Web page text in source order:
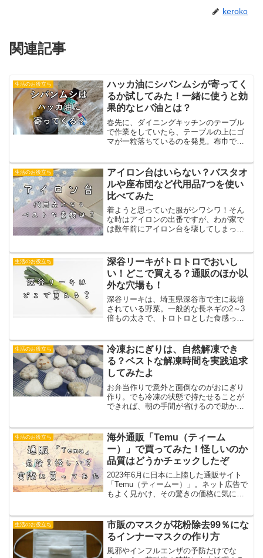
keroko
関連記事
生活のお役立ち
ハッカ油にシバンムシが寄ってく
るか試してみた！一緒に使うと効
果的なヒバ油とは？
春先に、ダイニングキッチンのテーブル
で作業をしていたら、テーブルの上にゴ
マが一粒落ちているのを発見。布巾で拭
ブリや蟻などの虫対策として、ハッカ油
を使っている私ですが、こ...
生活のお役立ち
アイロン台はいらない？バスタオ
ルや座布団など代用品7つを使い
比べてみた
着ようと思っていた服がシワシワ！そん
な時はアイロンの出番ですが、わが家で
は数年前にアイロン台を壊してしまって
り。それでもハンカチ、シャツなど、ち
ゃんときれいにアイロンが...
生活のお役立ち
深谷リーキがトロトロでおいし
い！どこで買える？通販のほか以
外な穴場も！
深谷リーキは、埼玉県深谷市で主に栽培
されている野菜。一般的な長ネギの2～3
倍もの太さで、トロトロとした食感っや
にスーパーで見かけるけど、「深谷リー
キ」はどこで売っている...
生活のお役立ち
冷凍おにぎりは、自然解凍でき
る？ベストな解凍時間を実践追求
してみたよ
お弁当作りで意外と面倒なのがおにぎり
作り。でも冷凍の状態で持たせることが
できれば、朝の手間が省けるので助かる
解凍はNG。ごはんがボソボソになるの
で、おいしくないという...
生活のお役立ち
海外通販「Temu（ティーム
ー）」で買ってみた！怪しいのか
品質はどうかチェックしたぞ
2023年6月に日本に上陸した通販サイト
「Temu（ティームー）」。ネット広告で
もよく見かけ、その驚きの価格に気にな
ね。検索してみると「危険」という言葉
も一緒になって出...
生活のお役立ち
市販のマスクが花粉除去99％にな
るインナーマスクの作り方
風邪やインフルエンザの予防だけでな